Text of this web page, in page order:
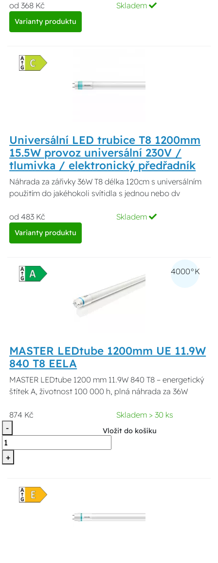
od 368 Kč Skladem
Varianty produktu
Universální LED trubice T8 1200mm
15.5W provoz universální 230V /
tlumivka / elektronický předřadník
Náhrada za zářivky 36W T8 délka 120cm s universálním
použitím do jakéhokoli svítidla s jednou nebo dv
od 483 Kč Skladem
Varianty produktu
4000°K
MASTER LEDtube 1200mm UE 11.9W
840 T8 EELA
MASTER LEDtube 1200 mm 11.9W 840 T8 – energetický
štítek A, životnost 100 000 h, plná náhrada za 36W
874 Kč
Skladem > 30 ks
-
+
Vložit do košíku